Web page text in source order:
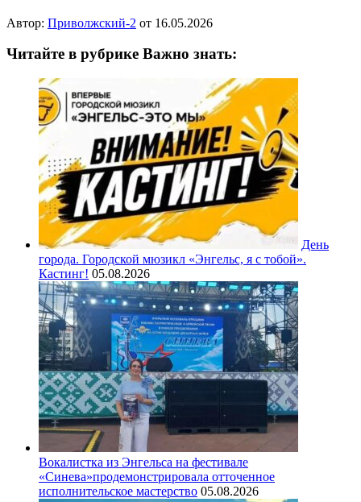
Автор: Приволжский-2 от 16.05.2026
Читайте в рубрике Важно знать:
День
города. Городской мюзикл «Энгельс, я с тобой».
Кастинг! 05.08.2026
Вокалистка из Энгельса на фестивале
«Синева»продемонстрировала отточенное
исполнительское мастерство 05.08.2026